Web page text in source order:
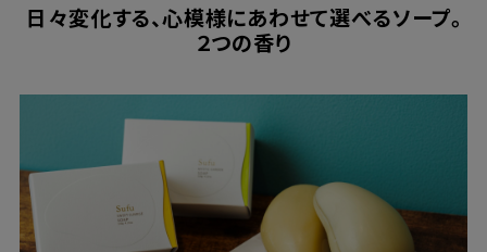
日々変化する、心模様にあわせて選べるソープ。
２つの香り